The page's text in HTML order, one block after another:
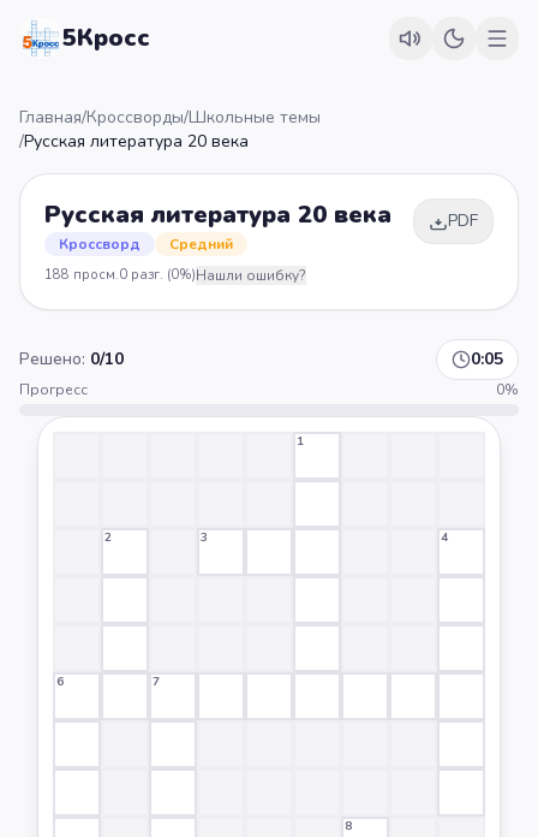
5Кросс
Главная/Кроссворды/Школьные темы
/Русская литература 20 века
Русская литература 20 века
Кроссворд Средний
PDF
188 просм.0 разг. (0%)Нашли ошибку?
Решено: 0/10 0:05
Прогресс 0%
1
2 3 4
6 7
8